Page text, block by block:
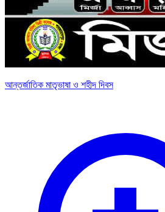
আন্তর্জাতিক মাতৃভাষা ও শহীদ দিবস